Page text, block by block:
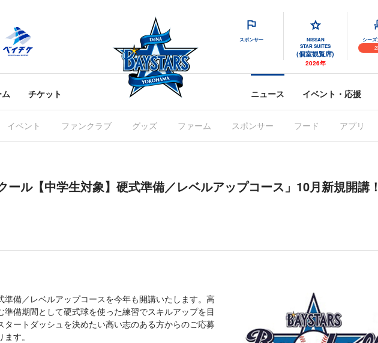
スポンサー
NISSAN
STAR SUITES
(個室観覧席)
2026年
シーズ
チケット ニュース イベント・応援
イベント ファンクラブ グッズ ファーム スポンサー フード アプリ
ール【中学生対象】硬式準備／レベルアップコース」10月新規開講！
準備／レベルアップコースを今年も開講いたします。高
準備期間として硬式球を使った練習でスキルアップを目
タートダッシュを決めたい高い志のある方からのご応募
す。